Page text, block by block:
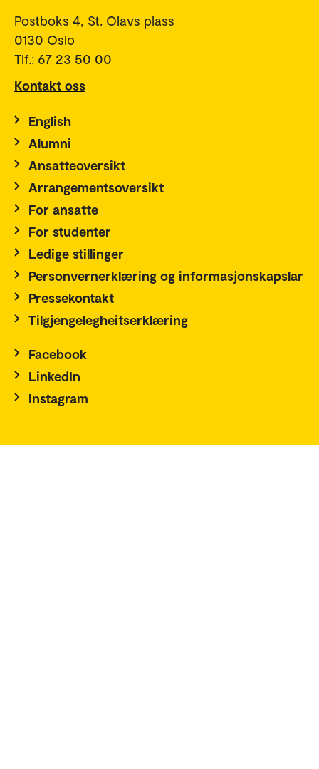
Postboks 4, St. Olavs plass
0130 Oslo
Tlf.: 67 23 50 00
Kontakt oss
English
Alumni
Ansatteoversikt
Arrangementsoversikt
For ansatte
For studenter
Ledige stillinger
Personvernerklæring og informasjonskapslar
Pressekontakt
Tilgjengelegheitserklæring
Facebook
LinkedIn
Instagram